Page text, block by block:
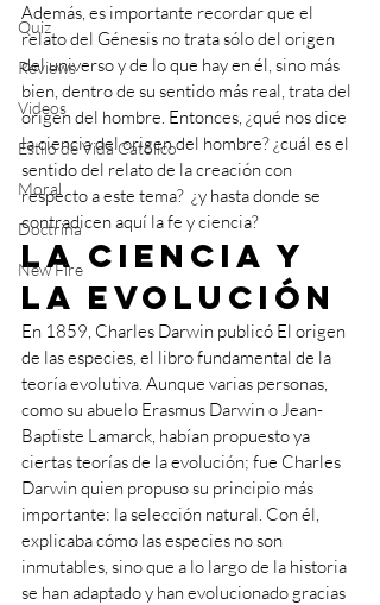
Quiz
Reviews
Videos
Estilo de Vida Católico
Moral
Doctrina
New Fire
Además, es importante recordar que el
relato del Génesis no trata sólo del origen
del universo y de lo que hay en él, sino más
bien, dentro de su sentido más real, trata del
origen del hombre. Entonces, ¿qué nos dice
la ciencia del origen del hombre? ¿cuál es el
sentido del relato de la creación con
respecto a este tema?  ¿y hasta donde se
contradicen aquí la fe y ciencia?
La ciencia y
la evolución
En 1859, Charles Darwin publicó El origen
de las especies, el libro fundamental de la
teoría evolutiva. Aunque varias personas,
como su abuelo Erasmus Darwin o Jean-
Baptiste Lamarck, habían propuesto ya
ciertas teorías de la evolución; fue Charles
Darwin quien propuso su principio más
importante: la selección natural. Con él,
explicaba cómo las especies no son
inmutables, sino que a lo largo de la historia
se han adaptado y han evolucionado gracias